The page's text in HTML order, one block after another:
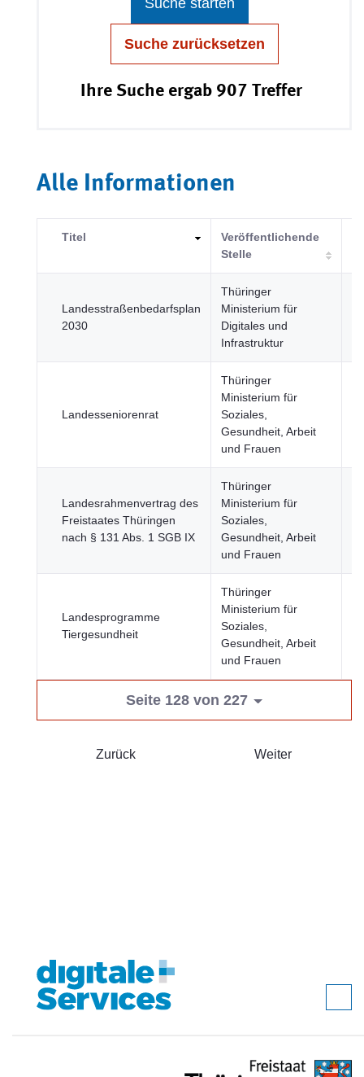
Suche starten
Suche zurücksetzen
Ihre Suche ergab 907 Treffer
Alle Informationen
Titel
Veröffentlichende
Stelle
Landesstraßenbedarfsplan
2030
Thüringer
Ministerium für
Digitales und
Infrastruktur
Landesseniorenrat
Thüringer
Ministerium für
Soziales,
Gesundheit, Arbeit
und Frauen
Landesrahmenvertrag des
Freistaates Thüringen
nach § 131 Abs. 1 SGB IX
Thüringer
Ministerium für
Soziales,
Gesundheit, Arbeit
und Frauen
Landesprogramme
Tiergesundheit
Thüringer
Ministerium für
Soziales,
Gesundheit, Arbeit
und Frauen
Seite 128 von 227
Zurück Weiter